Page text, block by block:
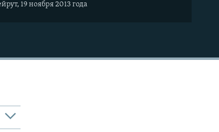
19 ноября 2013 года